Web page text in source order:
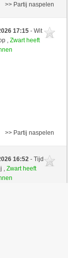
>> Partij naspelen
17:15- Wit
,Zwart heeft
>> Partij naspelen
16:52- Tijd
,Zwart heeft